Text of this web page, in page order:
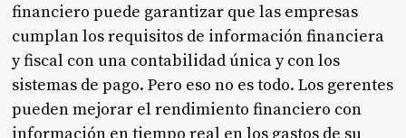
financiero puede garantizar que las empresas
cumplan los requisitos de información financiera
y fiscal con una contabilidad única y con los
sistemas de pago. Pero eso no es todo. Los gerentes
pueden mejorar el rendimiento financiero con
información en tiempo real en los gastos de su